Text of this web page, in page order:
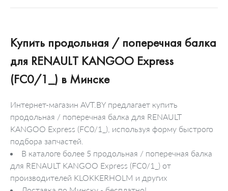
Купить продольная / поперечная балка
для RENAULT KANGOO Express
(FC0/1_) в Минске
Интернет-магазин AVT.BY предлагает купить
продольная / поперечная балка для RENAULT
KANGOO Express (FC0/1_), используя форму быстрого
подбора запчастей.
В каталоге более 5 продольная / поперечная балка
для RENAULT KANGOO Express (FC0/1_) от
производителей KLOKKERHOLM и других